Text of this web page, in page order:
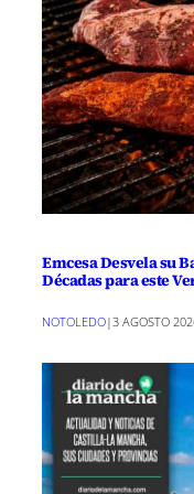
Emcesa Desvela su
Décadas para este
NOTOLEDO|3 AGOSTO